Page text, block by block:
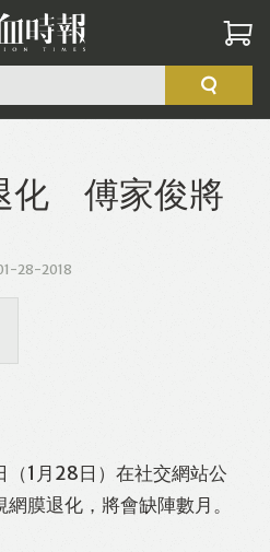
化 傅家俊將
28-2018
（1月28日）在社交網站公
膜退化，將會缺陣數月。